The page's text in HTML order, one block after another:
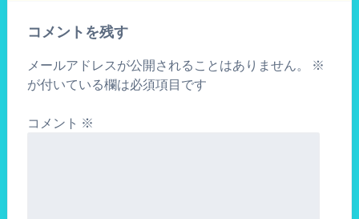
コメントを残す
メールアドレスが公開されることはありません。
※
が付いている欄は必須項目です
コメント ※